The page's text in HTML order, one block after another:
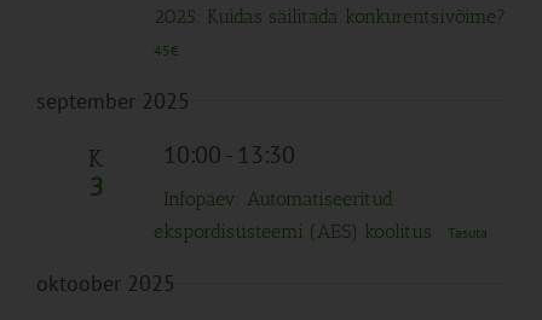
2025: Kuidas säilitada konkurentsivõime?
45€
september 2025
K
3
10:00- 13:30
Infopäev: Automatiseeritud
ekspordisüsteemi (AES) koolitus
Tasuta
oktoober 2025